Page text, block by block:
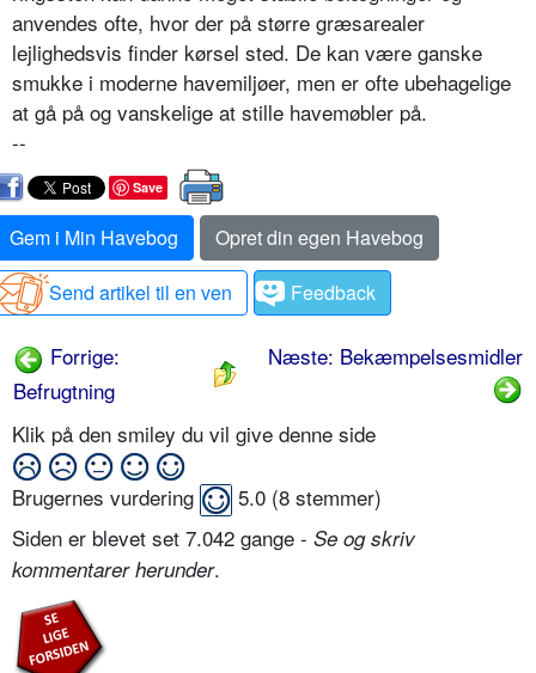
anvendes ofte, hvor der på større græsarealer
lejlighedsvis fin­der kørsel sted. De kan være ganske
smukke i moderne havemiljøer, men er ofte ubehagelige
at gå på og vanske­lige at stille havemøbler på.
--
Save
Gem i Min Havebog
Opret din egen Havebog
Send artikel til en ven
Feedback
Forrige:
Befrugtning
Næste: Bekæmpelses­midler
Klik på den smiley du vil give denne side
Brugernes vurdering 5.0 (8 stemmer)
Siden er blevet set 7.042 gange - Se og skriv
kommentarer herunder.